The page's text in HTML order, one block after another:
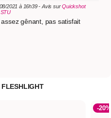
2021 à 16h39 - Avis surQuickshot
gênant, pas satisfait
FLESHLIGHT
-20%